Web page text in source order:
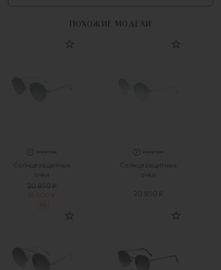
ПОХОЖИЕ МОДЕЛИ
Солнцезащитные
очки
20 850 ₽
14 600 ₽
%
Солнцезащитные
очки
20 850 ₽